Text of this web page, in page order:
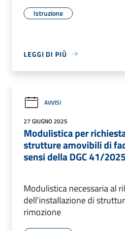
Istruzione
LEGGI DI PIÙ
AVVISI
27 GIUGNO 2025
Modulistica per
strutture amovibili di
sensi della DGC 41/
Modulistica necessaria al
dell'installazione di
rimozione